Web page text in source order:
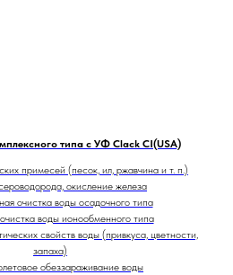
типа с УФ Clack CI(USA)
примесей (песок, ил, ржавчина и т. п.)
окисление железа
очистка воды осадочного типа
воды ионообменного типа
свойств воды (привкуса, цветности,
запаха)
обеззараживание воды